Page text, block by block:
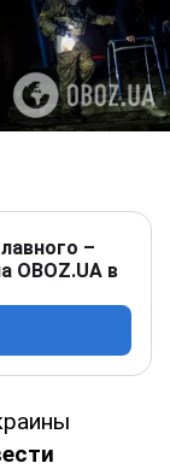
–
OBOZ.UA в